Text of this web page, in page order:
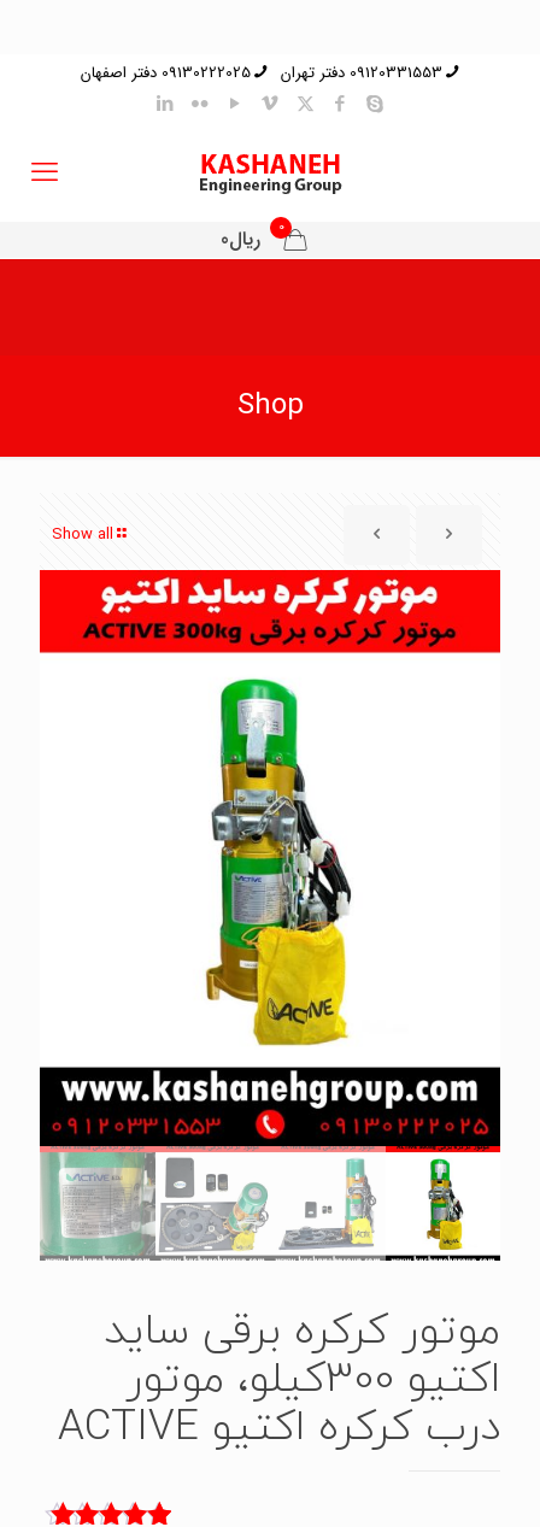
09120331553 دفتر تهران 09130222025 دفتر اصفهان
0 ریال0
Shop
Show all
موتور کرکره برقی ساید
اکتیو 300کیلو، موتور
درب کرکره اکتیو ACTIVE